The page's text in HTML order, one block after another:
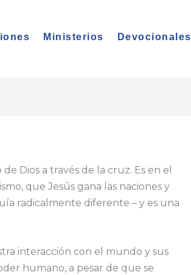
Ministerios Devocionales
Dios a través de la cruz. Es en el
que Jesús gana las naciones y
radicalmente diferente – y es una
interacción con el mundo y sus
humano, a pesar de que se